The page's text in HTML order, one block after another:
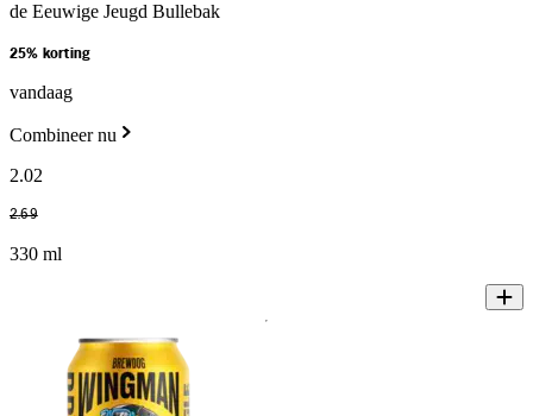
de Eeuwige Jeugd Bullebak
25% korting
vandaag
Combineer nu
2.02
2.69
330 ml